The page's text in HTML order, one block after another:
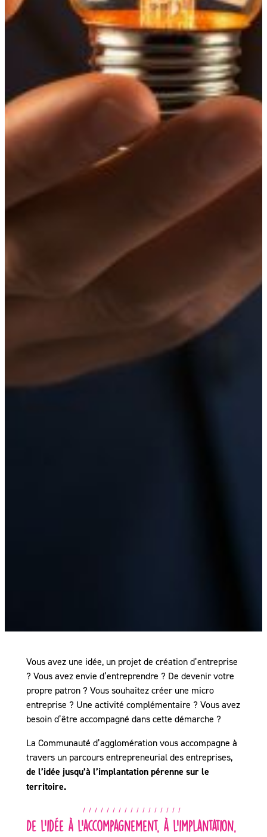
Vous avez une idée, un projet de création d’entreprise
? Vous avez envie d’entreprendre ? De devenir votre
propre patron ? Vous souhaitez créer une micro
entreprise ? Une activité complémentaire ? Vous avez
besoin d’être accompagné dans cette démarche ?
La Communauté d’agglomération vous accompagne à
travers un parcours entrepreneurial des entreprises,
de l’idée jusqu’à l’implantation pérenne sur le
territoire.
De l’idée à l’accompagnement, à l’implantation,